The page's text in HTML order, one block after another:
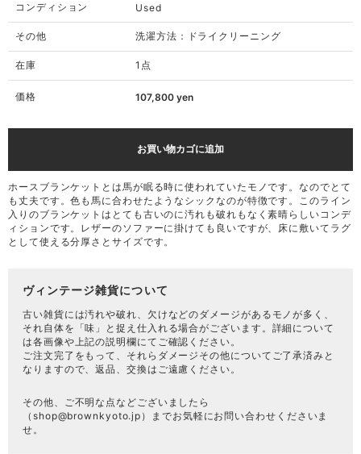
コンディション Used
その他 洗濯方法：ドライクリーニング
在庫 1点
価格 107,800 yen
お買い物カゴに追加
ホースブランケットとは馬が眠る時に使われていたモノです。なのでとて
も丈夫です。色も馬に合わせたようなシックなのが特徴です。このライン
入りのブランケットはとても古いのに汚れも破れもなく素晴らしいコンデ
ィションです。レザーのソファーに掛けても良いですが、床に敷いてラグ
として使える分厚さとサイズです。
ヴィンテージ雑貨について
古い雑貨には汚れや破れ、欠けなどのダメージがあるモノが多く、
それ自体を「味」と捉え仕入れる場合がございます。詳細について
は各画像や上記の説明欄にてご確認ください。
ご注文完了をもって、それらダメージその他についてご了承済みと
なりますので、返品、交換はご遠慮ください。
その他、ご不明な点などございましたら
（ shop@brownkyoto.jp ）までお気軽にお問い合わせくださいま
せ。